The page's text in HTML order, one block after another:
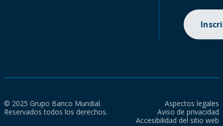
© 2025 Grupo Banco Mundial.
Reservados todos los derechos.
Aspectos legales
Aviso de privacidad
Accesibilidad del sitio web